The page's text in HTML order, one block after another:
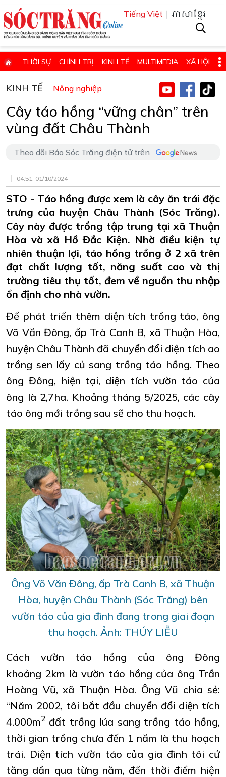
Tiếng Việt | ភាសាខ្មែរ
THỜI SỰ CHÍNH TRỊ KINH TẾ MULTIMEDIA XÃ HỘI
PHÁP LUẬT GIÁO DỤC - KHOA HỌC & CÔNG NGHỆ
QUỐC PHÒNG - AN NINH QUỐC TẾ SỨC KHỎE VÀ ĐỜI SỐNG
VĂN HÓA - THỂ THAO - DU LỊCH CHUYÊN ĐỀ
ĐIỂM BÁO - TIN VẮN ĐỊA PHƯƠNG
THÔNG BÁO - QUẢNG CÁO CHUYÊN TRANG
HỌC TẬP VÀ LÀM THEO TƯ TƯỞNG, ĐẠO ĐỨC, PHONG CÁCH HỒ
ĐẶT BÁO GIẤY ONLINE
KINH TẾ Nông nghiệp
Cây táo hồng “vững chân” trên
vùng đất Châu Thành
Theo dõi Báo Sóc Trăng điện tử trên
04:51, 01/10/2024
STO - Táo hồng được xem là cây ăn trái đặc
trưng của huyện Châu Thành (Sóc Trăng).
Cây này được trồng tập trung tại xã Thuận
Hòa và xã Hồ Đắc Kiện. Nhờ điều kiện tự
nhiên thuận lợi, táo hồng trồng ở 2 xã trên
đạt chất lượng tốt, năng suất cao và thị
trường tiêu thụ tốt, đem về nguồn thu nhập
ổn định cho nhà vườn.
Để phát triển thêm diện tích trồng táo, ông
Võ Văn Đông, ấp Trà Canh B, xã Thuận Hòa,
huyện Châu Thành đã chuyển đổi diện tích ao
trồng sen lấy củ sang trồng táo hồng. Theo
ông Đông, hiện tại, diện tích vườn táo của
ông là 2,7ha. Khoảng tháng 5/2025, các cây
táo ông mới trồng sau sẽ cho thu hoạch.
Ông Võ Văn Đông, ấp Trà Canh B, xã Thuận
Hòa, huyện Châu Thành (Sóc Trăng) bên
vườn táo của gia đình đang trong giai đoạn
thu hoạch. Ảnh: THÚY LIỄU
Cách vườn táo hồng của ông Đông
khoảng 2km là vườn táo hồng của ông Trần
Hoàng Vũ, xã Thuận Hòa. Ông Vũ chia sẻ:
“Năm 2002, tôi bắt đầu chuyển đổi diện tích
4.000m2 đất trồng lúa sang trồng táo hồng,
thời gian trồng chưa đến 1 năm là thu hoạch
trái. Diện tích vườn táo của gia đình tôi cứ
tăng dần qua từng năm, đến thời điểm hiện